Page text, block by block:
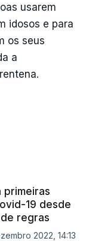
usarem
idosos e para
os seus
a
primeiras
19 desde
regras
2022, 14:13